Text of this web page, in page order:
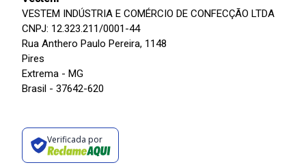
VESTEM INDÚSTRIA E COMÉRCIO DE CONFECÇÃO LTDA
CNPJ: 12.323.211/0001-44
Rua Anthero Paulo Pereira, 1148
Pires
Extrema - MG
Brasil - 37642-620
Verificada por